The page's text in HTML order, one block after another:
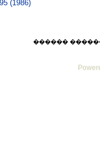
(1986)
������ ������